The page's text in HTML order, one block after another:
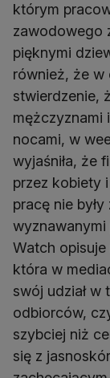
którym
zawodowego
pięknymi
również, że w
stwierdzenie,
mężczyznami
nocami, w
wyjaśniła, że
przez kobiety i
pracę nie
wyznawanymi
Watch
która w
swój udział w
odbiorców,
szybciej niż
się z